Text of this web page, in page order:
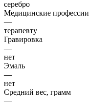
серебро
Медицинские профессии
—
терапевту
Гравировка
—
нет
Эмаль
—
нет
Средний вес, грамм
—